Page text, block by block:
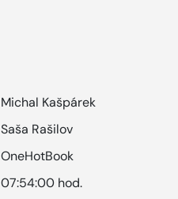
Michal Kašpárek
Saša Rašilov
OneHotBook
07:54:00 hod.